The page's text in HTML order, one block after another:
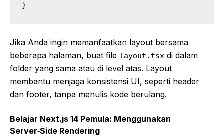
}
Jika Anda ingin memanfaatkan layout bersama
beberapa halaman, buat file layout.tsx di dalam
folder yang sama atau di level atas. Layout
membantu menjaga konsistensi UI, seperti header
dan footer, tanpa menulis kode berulang.
Belajar Next.js 14 Pemula: Menggunakan
Server‑Side Rendering